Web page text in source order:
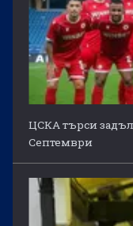
ЦСКА търси
Септември